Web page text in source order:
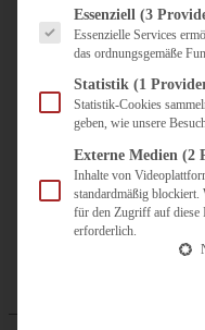
ÜBER MICH
Es folgt eine Liste der Service-
Essenziell (3
Essenzielle Services
das ordnungsgemäße
Statistik (1
Statistik-Cookies
geben, wie unsere
Externe Medien (2
Inhalte von
standardmäßig blockiert.
für den Zugriff auf diese
erforderlich.